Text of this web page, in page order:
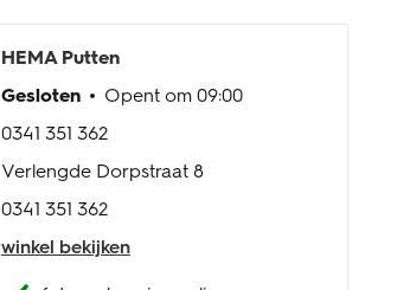
HEMA Putten
Gesloten
Opent om 09:00
0341 351 362
Verlengde Dorpstraat 8
0341 351 362
winkel bekijken